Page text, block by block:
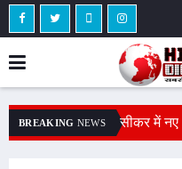
BREAKING NEWS
रफ्तार बोलेरो का
सीकर में